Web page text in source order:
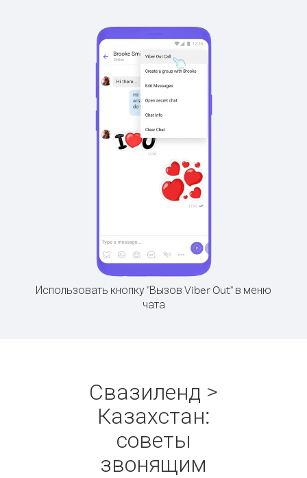
Использовать кнопку "Вызов Viber Out" в меню
чата
Свазиленд >
Казахстан:
советы
звонящим